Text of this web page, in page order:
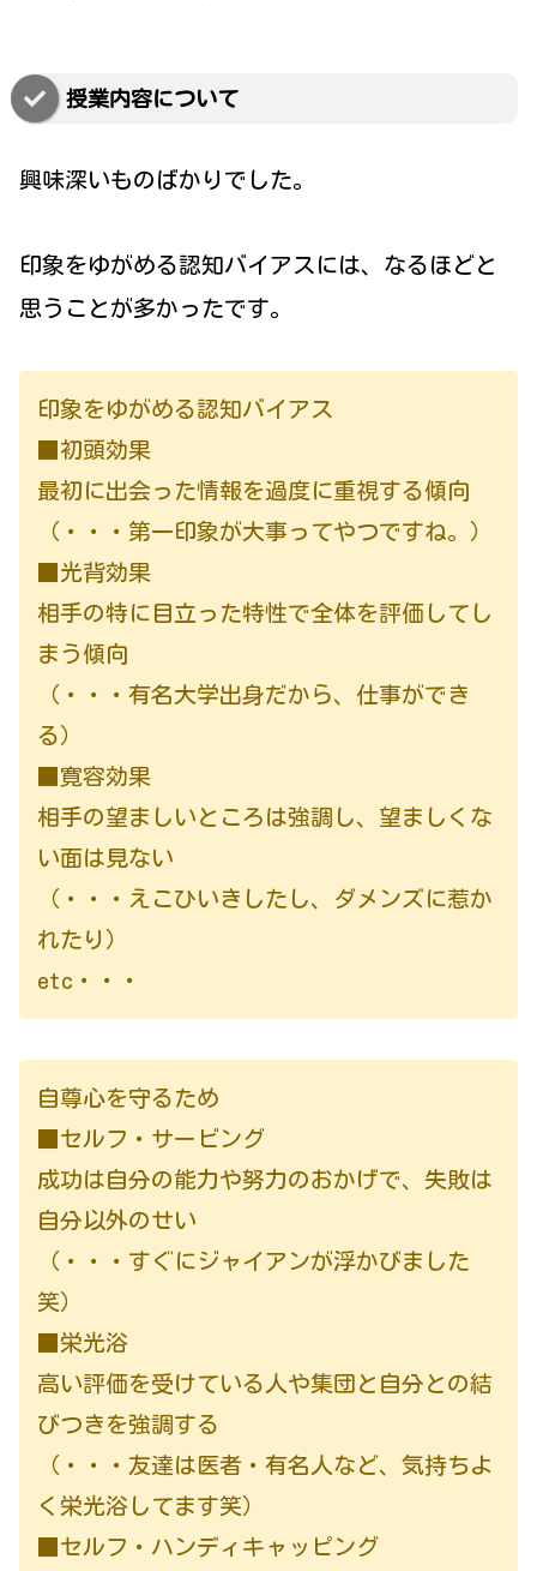
授業内容について
興味深いものばかりでした。
印象をゆがめる認知バイアスには、なるほどと
思うことが多かったです。
印象をゆがめる認知バイアス
■初頭効果
最初に出会った情報を過度に重視する傾向
（・・・第一印象が大事ってやつですね。）
■光背効果
相手の特に目立った特性で全体を評価してし
まう傾向
（・・・有名大学出身だから、仕事ができ
る）
■寛容効果
相手の望ましいところは強調し、望ましくな
い面は見ない
（・・・えこひいきしたし、ダメンズに惹か
れたり）
etc・・・
自尊心を守るため
■セルフ・サービング
成功は自分の能力や努力のおかげで、失敗は
自分以外のせい
（・・・すぐにジャイアンが浮かびました
笑）
■栄光浴
高い評価を受けている人や集団と自分との結
びつきを強調する
（・・・友達は医者・有名人など、気持ちよ
く栄光浴してます笑）
■セルフ・ハンディキャッピング